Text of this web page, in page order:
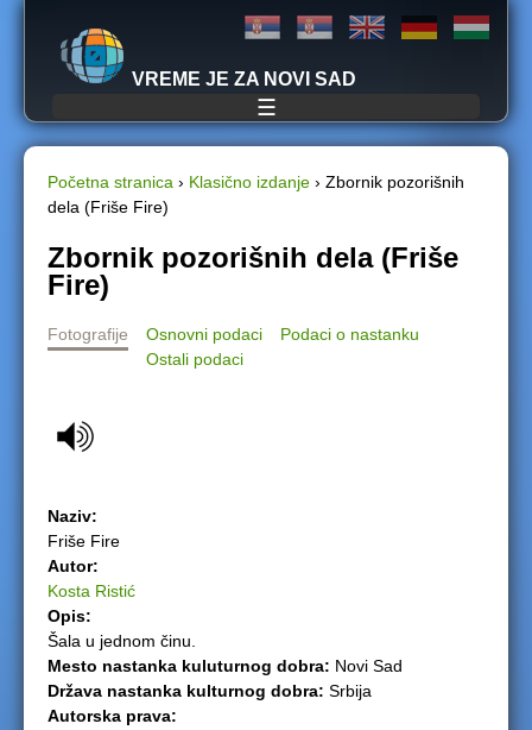
Jump to navigation
VREME JE ZA NOVI SAD
☰
Y
o
h
e
r
e
Početna stranica › Klasično izdanje › Zbornik pozorišnih
dela (Friše Fire)
Zbornik pozorišnih dela (Friše
Fire)
Fotografije Osnovni podaci
Podaci o nastanku
Ostali podaci
Naziv:
Friše Fire
Autor:
Kosta Ristić
Opis:
Šala u jednom činu.
Mesto nastanka kuluturnog dobra: Novi Sad
Država nastanka kulturnog dobra: Srbija
Autorska prava: